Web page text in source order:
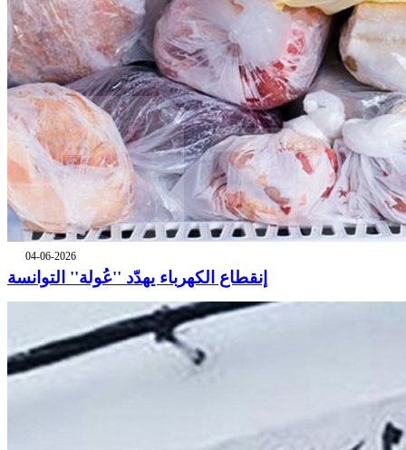
04-06-2026
إنقطاع الكهرباء يهدّد ''عُولة'' التوانسة